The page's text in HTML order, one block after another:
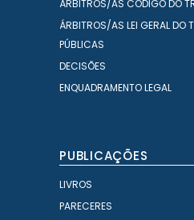
ÁRBITROS/AS CÓDIGO DO
ÁRBITROS/AS LEI GERAL DO
PÚBLICAS
DECISÕES
ENQUADRAMENTO LEGAL
PUBLICAÇÕES
LIVROS
PARECERES